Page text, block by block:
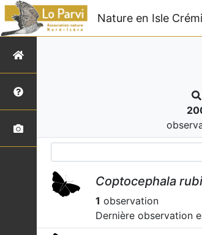
Nature en Isle
Coptocephala
1 observation
Dernière observation